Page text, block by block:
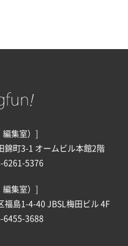
集室）]
錦町3-1 オームビル本館2階
6261-5376
集室）]
福島1-4-40 JBSL梅田ビル 4F
6455-3688